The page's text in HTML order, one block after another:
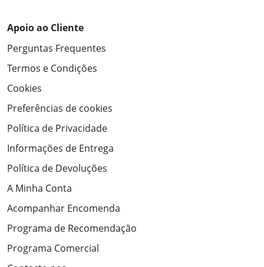
Apoio ao Cliente
Perguntas Frequentes
Termos e Condições
Cookies
Preferências de cookies
Política de Privacidade
Informações de Entrega
Política de Devoluções
A Minha Conta
Acompanhar Encomenda
Programa de Recomendação
Programa Comercial